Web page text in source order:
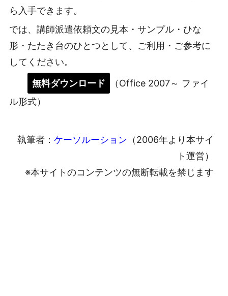
ら入手できます。
では、講師派遣依頼文の見本・サンプル・ひな
形・たたき台のひとつとして、ご利用・ご参考に
してください。
無料ダウンロード
（Office 2007～ ファイ
ル形式）
執筆者： ケーソルーション （2006年より本サイ
ト運営）
※本サイトのコンテンツの無断転載を禁じます